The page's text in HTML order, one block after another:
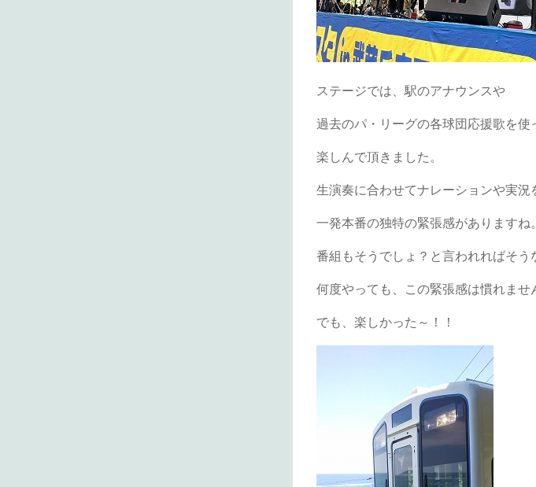
ステージでは、駅のアナウンスや
過去のパ・リーグの各球団応援歌を使
楽しんで頂きました。
生演奏に合わせてナレーションや実況
一発本番の独特の緊張感がありますね。
番組もそうでしょ？と言われればそう
何度やっても、この緊張感は慣れませ
でも、楽しかった～！！